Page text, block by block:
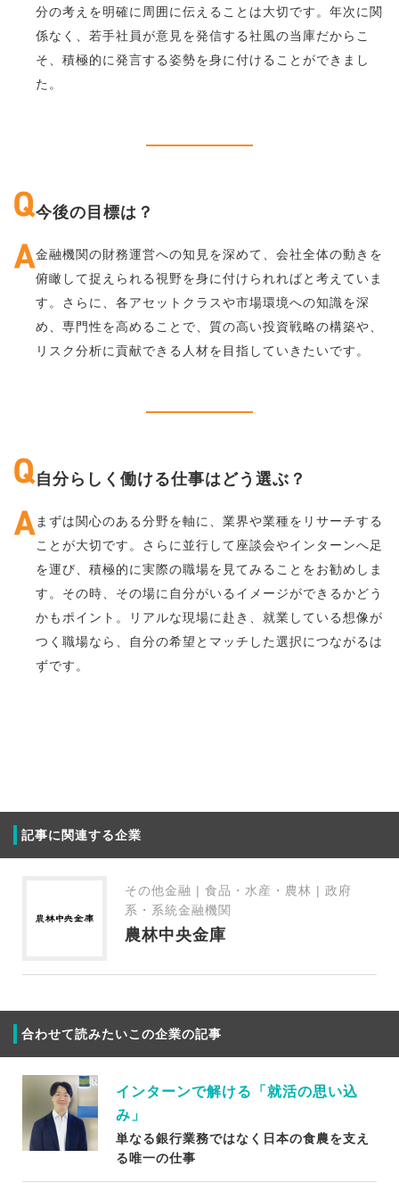
分の考えを明確に周囲に伝えることは大切です。年次に関
係なく、若手社員が意見を発信する社風の当庫だからこ
そ、積極的に発言する姿勢を身に付けることができまし
た。
今後の目標は？
金融機関の財務運営への知見を深めて、会社全体の動きを
俯瞰して捉えられる視野を身に付けられればと考えていま
す。さらに、各アセットクラスや市場環境への知識を深
め、専門性を高めることで、質の高い投資戦略の構築や、
リスク分析に貢献できる人材を目指していきたいです。
自分らしく働ける仕事はどう選ぶ？
まずは関心のある分野を軸に、業界や業種をリサーチする
ことが大切です。さらに並行して座談会やインターンへ足
を運び、積極的に実際の職場を見てみることをお勧めしま
す。その時、その場に自分がいるイメージができるかどう
かもポイント。リアルな現場に赴き、就業している想像が
つく職場なら、自分の希望とマッチした選択につながるは
ずです。
記事に関連する企業
その他金融 | 食品・水産・農林 | 政府
系・系統金融機関
農林中央金庫
合わせて読みたいこの企業の記事
インターンで解ける「就活の思い込
み」
単なる銀行業務ではなく日本の食農を支え
る唯一の仕事